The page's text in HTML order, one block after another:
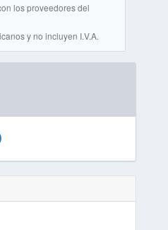
los proveedores del
y no incluyen I.V.A.